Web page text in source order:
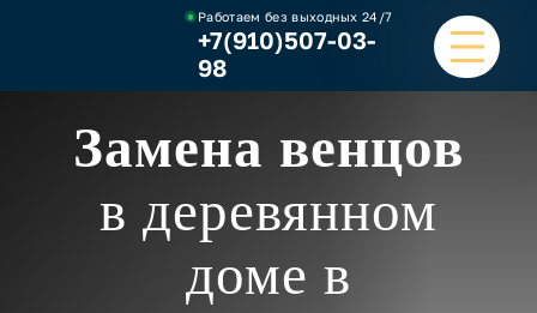
Работаем без выходных24/7
+7(910)507-03-
98
ГЛАВНАЯ
УСЛУГИ
НАШИ РАБОТЫ
Замена венцов
в деревянном
доме в